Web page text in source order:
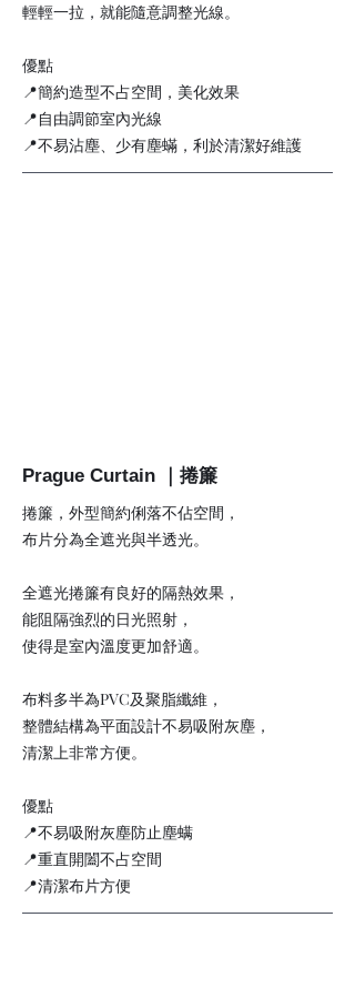
輕輕一拉，就能隨意調整光線。
優點
📍簡約造型不占空間，美化效果
📍自由調節室內光線
📍不易沾塵、少有塵蟎，利於清潔好維護
Prague Curtain ｜捲簾
捲簾，外型簡約俐落不佔空間，
布片分為全遮光與半透光。
全遮光捲簾有良好的隔熱效果，
能阻隔強烈的日光照射，
使得是室內溫度更加舒適。
布料多半為PVC及聚脂纖維，
整體結構為平面設計不易吸附灰塵，
清潔上非常方便。
優點
📍不易吸附灰塵防止塵螨
📍重直開闔不占空間
📍清潔布片方便